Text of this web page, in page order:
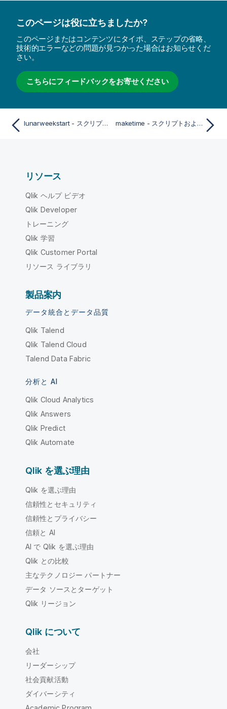
このページは役に立ちましたか?
このページまたはコンテンツにタイポ、ステップの省略、
技術的エラーなどの問題が見つかった場合はお知らせくだ
さい。
こちらにフィードバックをお寄せください
lunarweekstart - スクリプトおよびチャート関数 maketime - スクリプトおよびチャート関数
リソース
Qlik ヘルプ ビデオ
Qlik Developer
トレーニング
Qlik 学習
Qlik Customer Portal
リソース ライブラリ
製品案内
データ統合とデータ品質
Qlik Talend
Qlik Talend Cloud
Talend Data Fabric
分析と AI
Qlik Cloud Analytics
Qlik Answers
Qlik Predict
Qlik Automate
Qlik を選ぶ理由
Qlik を選ぶ理由
信頼性とセキュリティ
信頼性とプライバシー
信頼と AI
AI で Qlik を選ぶ理由
Qlik との比較
主なテクノロジー パートナー
データ ソースとターゲット
Qlik リージョン
Qlik について
会社
リーダーシップ
社会貢献活動
ダイバーシティ